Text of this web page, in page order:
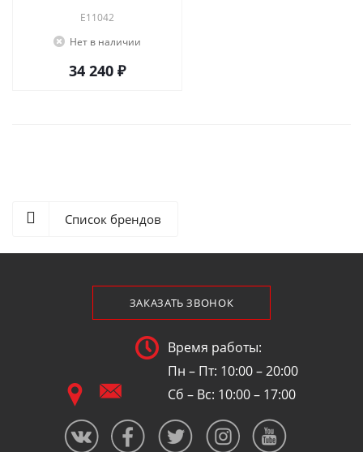
E11042
Нет в наличии
34 240 ₽
Список брендов
ЗАКАЗАТЬ ЗВОНОК
Время работы:
Пн – Пт: 10:00 – 20:00
Сб – Вс: 10:00 – 17:00